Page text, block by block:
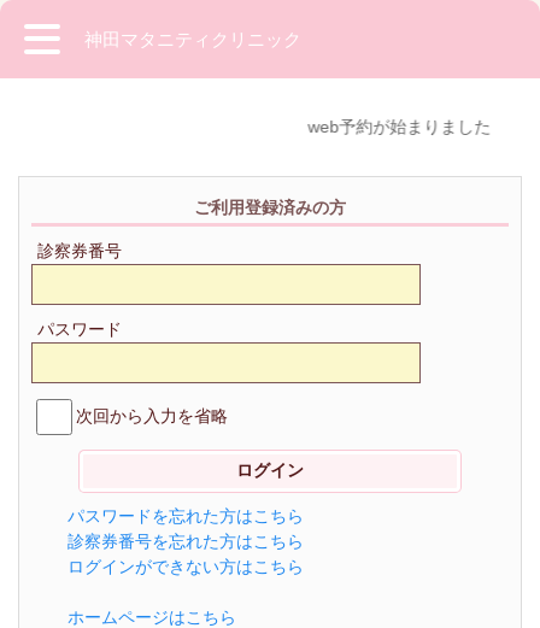
神田マタニティクリニック
web予約が始まりました
ご利用登録済みの方
診察券番号
パスワード
次回から入力を省略
パスワードを忘れた方はこちら
診察券番号を忘れた方はこちら
ログインができない方はこちら
ホームページはこちら